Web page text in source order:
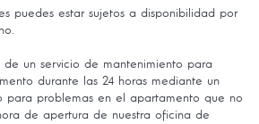
puedes estar sujetos a disponibilidad por
de un servicio de mantenimiento para
durante las 24 horas mediante un
para problemas en el apartamento que no
de apertura de nuestra oficina de